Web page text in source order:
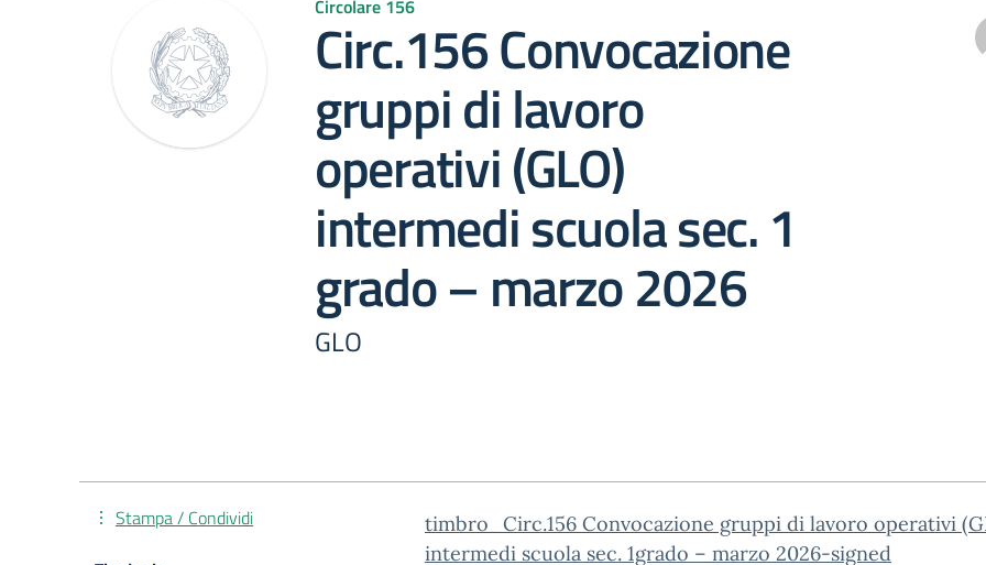
Circolare 156
Circ.156 Convocazione
gruppi di lavoro
operativi (GLO)
intermedi scuola sec. 1
grado – marzo 2026
GLO
timbro_Circ.156 Convocazione gruppi di lavoro operativi
intermedi scuola sec. 1grado – marzo 2026-signed
Stampa / Condividi